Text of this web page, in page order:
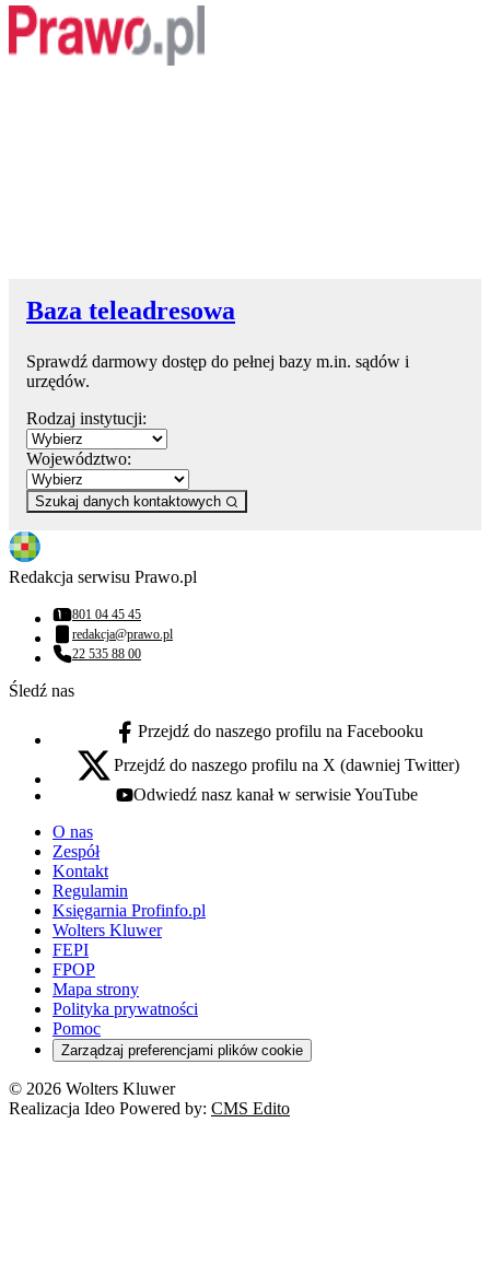
Baza teleadresowa
Sprawdź darmowy dostęp do pełnej bazy m.in. sądów i
urzędów.
Rodzaj instytucji:
Województwo:
Szukaj danych kontaktowych
Redakcja serwisu Prawo.pl
Numer telefonu:
801 04 45 45
Adres email:
redakcja@prawo.pl
Numer telefonu:
22 535 88 00
Śledź nas
facebook - otwiera się w nowej karcie
Przejdź do naszego profilu na Facebooku
x - otwiera się w nowej karcie
Przejdź do naszego profilu na X (dawniej Twitter)
youtube - otwiera się w nowej karcie
Odwiedź nasz kanał w serwisie YouTube
O nas
Zespół
Kontakt
Regulamin
Księgarnia Profinfo.pl
Wolters Kluwer
FEPI
FPOP
Mapa strony
Polityka prywatności
Pomoc
Zarządzaj preferencjami plików cookie
© 2026 Wolters Kluwer
Realizacja Ideo Powered by: CMS Edito